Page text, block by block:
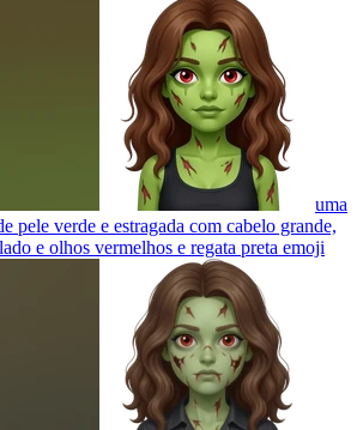
uma
pele verde e estragada com cabelo grande,
e olhos vermelhos e regata preta emoji